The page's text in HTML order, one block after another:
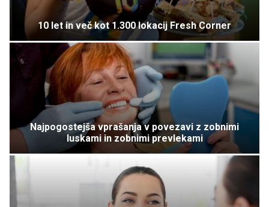
10 let in več kot 1.300 lokacij Fresh Corner
Najpogostejša vprašanja v povezavi z zobnimi
luskami in zobnimi prevlekami